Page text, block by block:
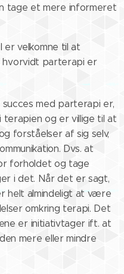
tage et mere informeret
er velkomne til at
hvorvidt parterapi er
med parterapi er,
og er villige til at
forståelser af sig selv,
Dvs. at
forholdet og tage
i det. Når det er sagt,
helt almindeligt at være
omkring terapi. Det
er initiativtager ift. at
mere eller mindre